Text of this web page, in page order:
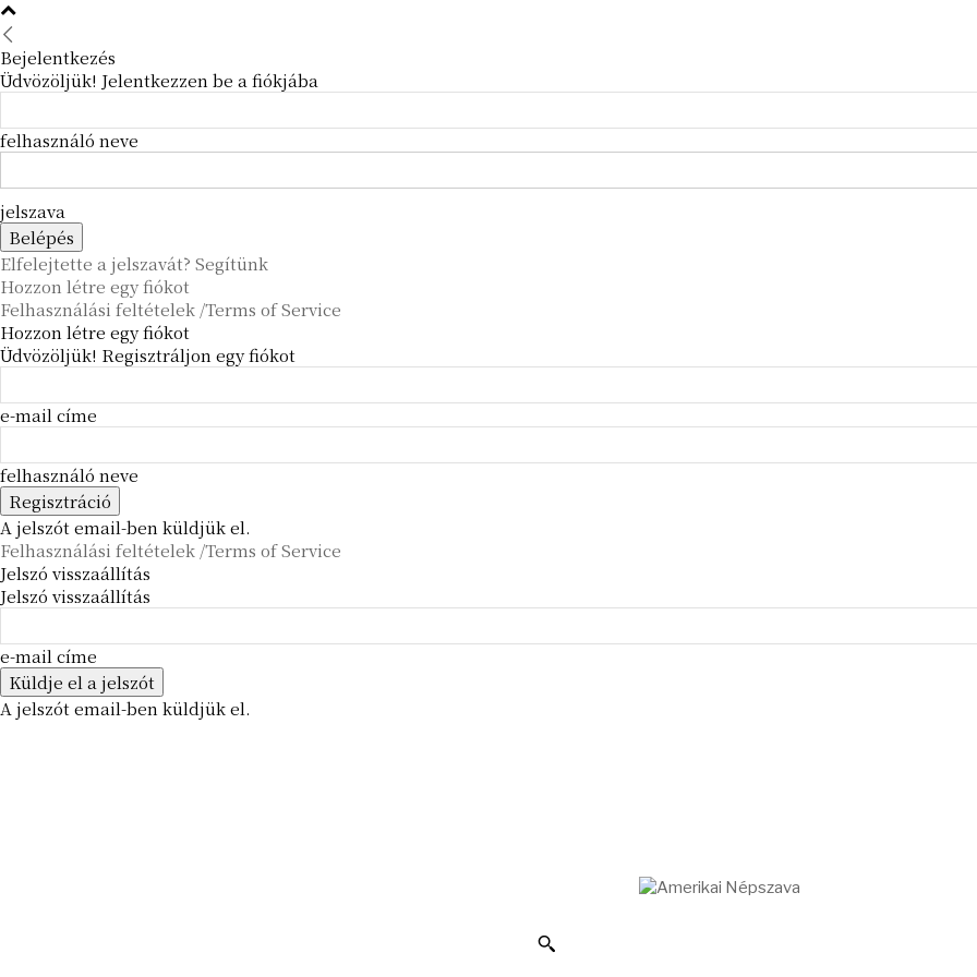
Bejelentkezés
Üdvözöljük! Jelentkezzen be a fiókjába
felhasználó neve
jelszava
Elfelejtette a jelszavát? Segítünk
Hozzon létre egy fiókot
Felhasználási feltételek /Terms of Service
Hozzon létre egy fiókot
Üdvözöljük! Regisztráljon egy fiókot
e-mail címe
felhasználó neve
A jelszót email-ben küldjük el.
Felhasználási feltételek /Terms of Service
Jelszó visszaállítás
Jelszó visszaállítás
e-mail címe
A jelszót email-ben küldjük el.